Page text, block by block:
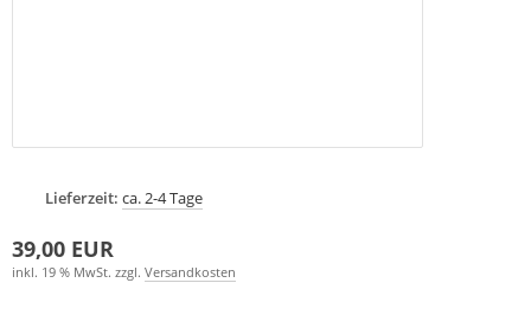
Lieferzeit: ca. 2-4 Tage
39,00 EUR
inkl. 19 % MwSt. zzgl. Versandkosten